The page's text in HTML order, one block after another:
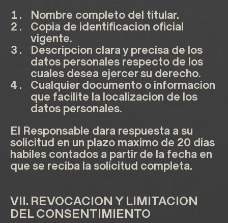
Nombre completo del titular.
Copia de identificacion oficial
vigente.
Descripcion clara y precisa de los
datos personales respecto de los
cuales desea ejercer su derecho.
Cualquier documento o informacion
que facilite la localizacion de los
datos personales.
El Responsable dara respuesta a su
solicitud en un plazo maximo de 20 dias
habiles contados a partir de la fecha en
que se reciba la solicitud completa.
VII. REVOCACION Y LIMITACION
DEL CONSENTIMIENTO